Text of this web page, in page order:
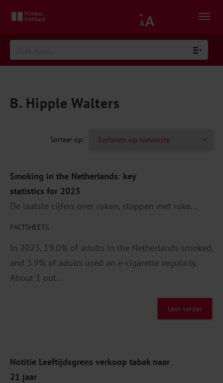
B. Hipple Walters
Smoking in the Netherlands: key
statistics for 2023
De laatste cijfers over roken, stoppen met roke...
FACTSHEETS
In 2023, 19.0% of adults in the Netherlands smoked,
and 3.9% of adults used an e-cigarette regularly.
About 1 out...
Lees verder
Notitie Leeftijdsgrens verkoop tabak naar
21 jaar